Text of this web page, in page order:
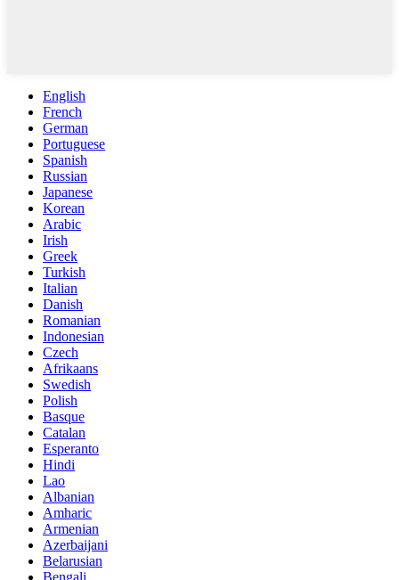
English
French
German
Portuguese
Spanish
Russian
Japanese
Korean
Arabic
Irish
Greek
Turkish
Italian
Danish
Romanian
Indonesian
Czech
Afrikaans
Swedish
Polish
Basque
Catalan
Esperanto
Hindi
Lao
Albanian
Amharic
Armenian
Azerbaijani
Belarusian
Bengali